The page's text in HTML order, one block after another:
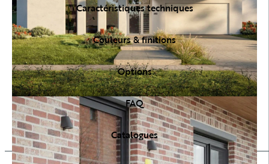
Caractéristiques techniques
Couleurs & finitions
Options
FAQ
Catalogues